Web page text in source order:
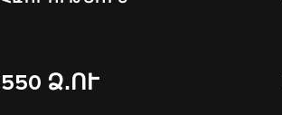
550 Ձ․ՈՒ